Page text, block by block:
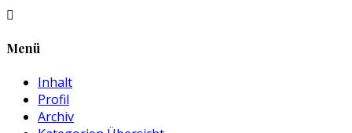
Menü
Inhalt
Profil
Archiv